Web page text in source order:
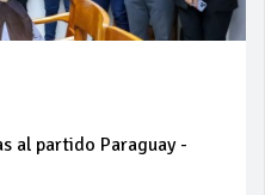
al partido Paraguay -